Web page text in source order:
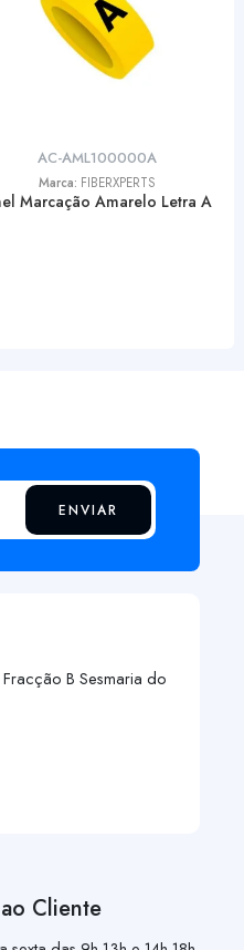
AC-AML100000A
Marca: FIBERXPERTS
Marcação Amarelo Letra A
ENVIAR
B Sesmaria do
Cliente